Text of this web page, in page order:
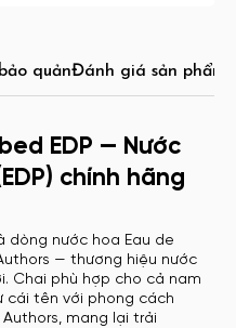
quảnĐánh giá sản phẩm
EDP — Nước
chính hãng
dòng nước hoa Eau de
— thương hiệu nước
Chai phù hợp cho cả nam
cái tên với phong cách
mang lại trải